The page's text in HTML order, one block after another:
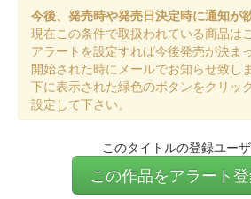
今後、発売時や発売日決定時に通知が
現在この条件で取扱われている商品は
アラートを設定すれば今後発売が決ま
開始された時にメールでお知らせ致しま
下に表示された緑色のボタンをクリッ
設定して下さい。
このタイトルの登録ユー
この作品をアラート